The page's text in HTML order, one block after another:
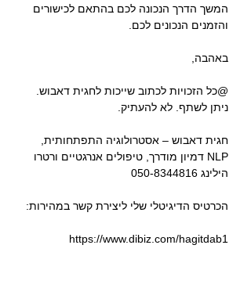
המשך הדרך הנכונה לכם בהתאם לכישורים
והזמנים הנכונים לכם.
באהבה,
@כל הזכויות לכתוב שייכות לחגית דאבוש.
ניתן לשתף. לא להעתיק.
חגית דאבוש – אסטרולוגיה התפתחותית,
NLP דמיון מודרך, טיפולים אנרגטיים ורטרו
הילינג 050-8344816
הכרטיס הדיגיטלי שלי ליצירת קשר במהירות:
https://www.dibiz.com/hagitdab1